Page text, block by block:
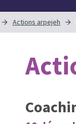
Actions arpejeh